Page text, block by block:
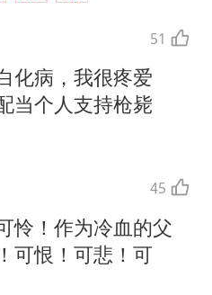
51
化病，我很疼爱
当个人支持枪毙
45
怜！作为冷血的父
可恨！可悲！可